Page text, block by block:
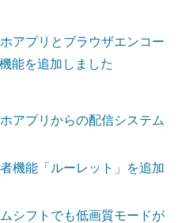
アプリとブラウザエンコー
能を追加しました
アプリからの配信システム
機能「ルーレット」を追加
シフトでも低画質モードが